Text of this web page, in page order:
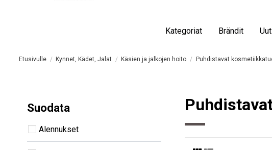
Kategoriat Brändit
Etusivulle Kynnet, Kädet, Jalat Käsien ja jalkojen hoito Puhdistavat
Suodata
Alennukset